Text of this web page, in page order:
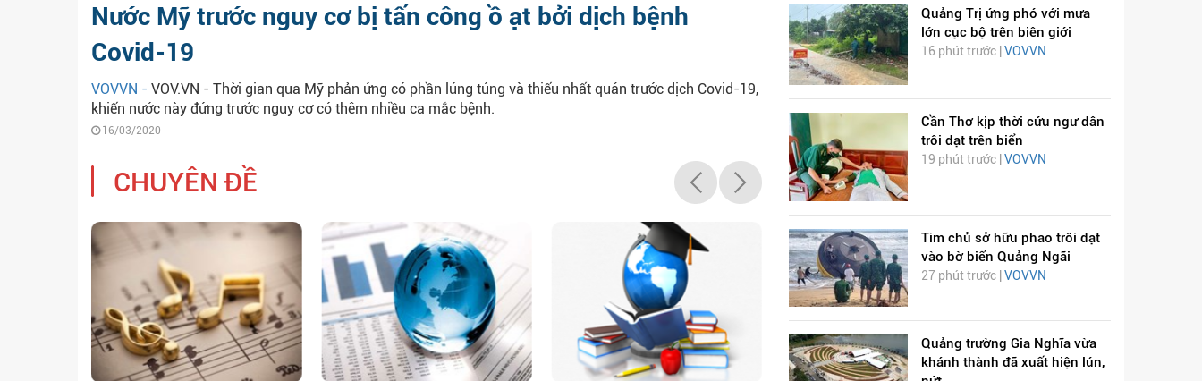
Nước Mỹ trước nguy cơ bị tấn công ồ ạt bởi dịch bệnh
Covid-19
VOVVN - VOV.VN - Thời gian qua Mỹ phản ứng có phần lúng túng và thiếu nhất quán trước dịch Covid-19,
khiến nước này đứng trước nguy cơ có thêm nhiều ca mắc bệnh.
16/03/2020
CHUYÊN ĐỀ
Quảng Trị ứng phó với mưa
lớn cục bộ trên biên giới
16 phút trước | VOVVN
Cần Thơ kịp thời cứu ngư dân
trôi dạt trên biển
19 phút trước | VOVVN
Tìm chủ sở hữu phao trôi dạt
vào bờ biển Quảng Ngãi
27 phút trước | VOVVN
Quảng trường Gia Nghĩa vừa
khánh thành đã xuất hiện lún,